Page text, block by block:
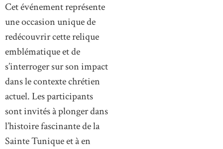
Cet événement représente
une occasion unique de
redécouvrir cette relique
emblématique et de
s’interroger sur son impact
dans le contexte chrétien
actuel. Les participants
sont invités à plonger dans
l’histoire fascinante de la
Sainte Tunique et à en